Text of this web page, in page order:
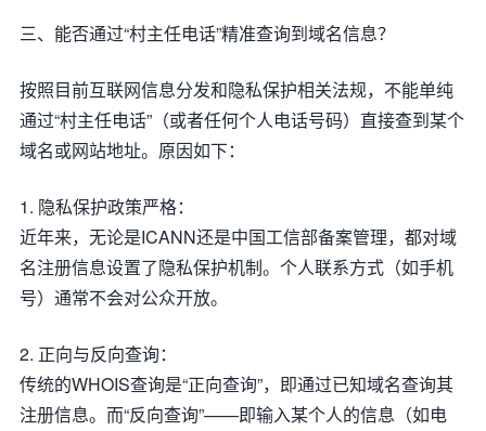
三、能否通过“村主任电话”精准查询到域名信息？
按照目前互联网信息分发和隐私保护相关法规，不能单纯
通过“村主任电话”（或者任何个人电话号码）直接查到某个
域名或网站地址。原因如下：
1. 隐私保护政策严格：
近年来，无论是ICANN还是中国工信部备案管理，都对域
名注册信息设置了隐私保护机制。个人联系方式（如手机
号）通常不会对公众开放。
2. 正向与反向查询：
传统的WHOIS查询是“正向查询”，即通过已知域名查询其
注册信息。而“反向查询”——即输入某个人的信息（如电